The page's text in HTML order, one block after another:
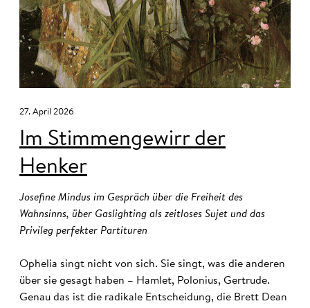
27. April 2026
Im Stimmengewirr der
Henker
Josefine Mindus im Gespräch über die Freiheit des
Wahnsinns, über Gaslighting als zeitloses Sujet und das
Privileg perfekter Partituren
Ophelia singt nicht von sich. Sie singt, was die anderen
über sie gesagt haben – Hamlet, Polonius, Gertrude.
Genau das ist die radikale Entscheidung, die Brett Dean